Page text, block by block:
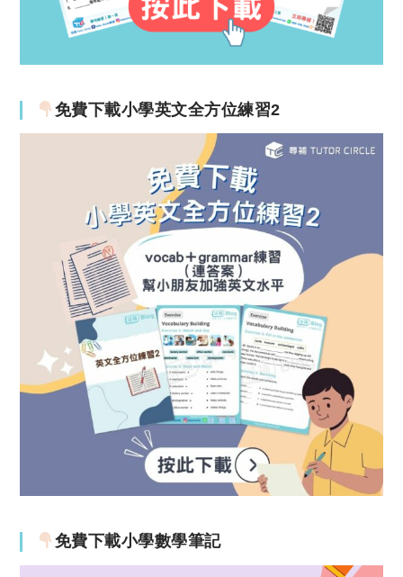
免費下載小學英文全方位練習2
免費下載小學數學筆記